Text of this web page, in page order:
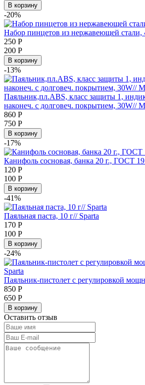
В корзину
-20%
Набор пинцетов из нержавеющей стали,
250 Р
200 Р
В корзину
-13%
Паяльник,пл.ABS, класс защиты 1,
наконеч. с долговеч. покрытием, 30W//
860 Р
750 Р
В корзину
-17%
Канифоль сосновая, банка 20 г., ГОСТ
120 Р
100 Р
В корзину
-41%
Паяльная паста, 10 г// Sparta
170 Р
100 Р
В корзину
-24%
Паяльник-пистолет с регулировкой
850 Р
650 Р
В корзину
Оставить отзыв